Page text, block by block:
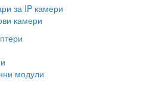
за IP камери
камери
модули